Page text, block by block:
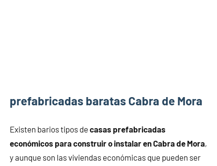
prefabricadas baratas Cabra de Mora
Existen barios tipos de casas prefabricadas
económicos para construir o instalar en Cabra de Mora,
y aunque son las viviendas económicas que pueden ser